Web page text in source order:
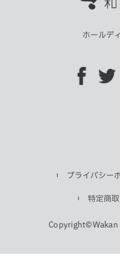
ホールデ
プライバシー
特定商
Copyright©Wakan